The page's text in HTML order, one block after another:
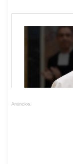
Anuncios.